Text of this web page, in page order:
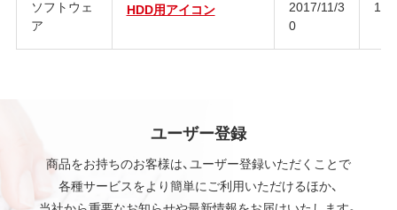
ソフトウェ
ア
HDD用アイコン
2017/11/3
0
ユーザー登録
商品をお持ちのお客様は、ユーザー登録いただくことで
各種サービスをより簡単にご利用いただけるほか、